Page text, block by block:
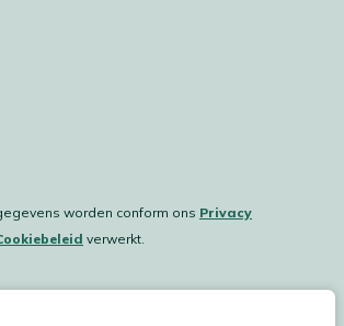
worden conform ons Privacy
verwerkt.